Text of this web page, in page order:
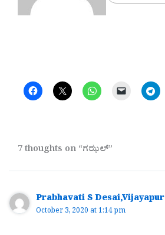
7 thoughts on “ಗಝಲ್”
Prabhavati S Desai,Vijayapur
October 3, 2020 at 1:14 pm